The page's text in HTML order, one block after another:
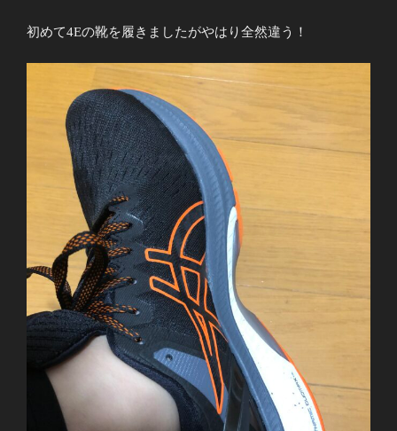
初めて4Eの靴を履きましたがやはり全然違う！